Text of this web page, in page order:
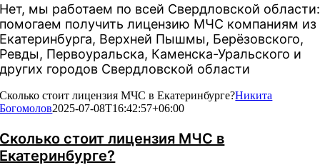
Нет, мы работаем по всей Свердловской области:
помогаем получить лицензию МЧС компаниям из
Екатеринбурга, Верхней Пышмы, Берёзовского,
Ревды, Первоуральска, Каменска-Уральского и
других городов Свердловской области
Сколько стоит лицензия МЧС в Екатеринбурге?Никита
Богомолов2025-07-08T16:42:57+06:00
Сколько стоит лицензия МЧС в
Екатеринбурге?